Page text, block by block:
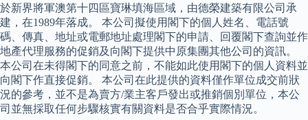
於新界將軍澳第十四區寶琳填海區域，由德榮建築有限公司承
建，在1989年落成。 本公司擬使用閣下的個人姓名、電話號
碼、傳真、地址或電郵地址處理閣下的申請、回覆閣下查詢並作
地產代理服務的促銷及向閣下提供中原集團其他公司的資訊。
本公司在未得閣下的同意之前，不能如此使用閣下的個人資料並
向閣下作直接促銷。 本公司在此提供的資料僅作單位成交前狀
況的參考，並不是為賣方/業主客戶發出或推銷個別單位，本公
司並無採取任何步驟核實有關資料是否合乎實際情況。